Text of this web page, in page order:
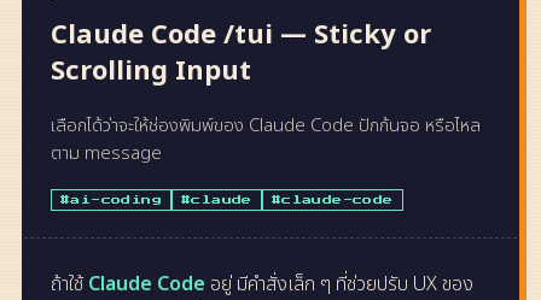
Claude Code /tui — Sticky or
Scrolling Input
เลือกได้ว่าจะให้ช่องพิมพ์ของ Claude Code ปักก้นจอ หรือไหล
ตาม message
#ai-coding #claude #claude-code
ถ้าใช้ Claude Code อยู่ มีคำสั่งเล็ก ๆ ที่ช่วยปรับ UX ของ